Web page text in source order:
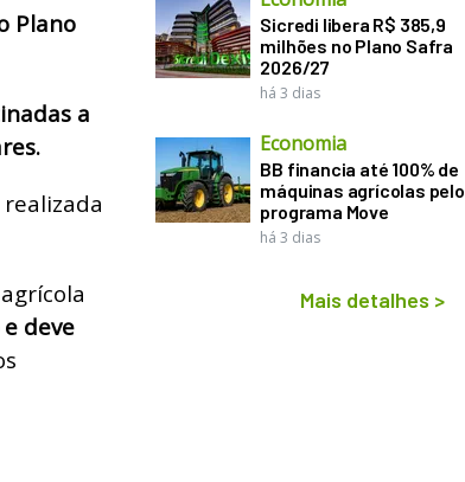
Plano
a
realizada
deve
Sicredi libera R$ 385,9
milhões no Plano Safra
2026/27
há 3 dias
Economia
BB financia até 100% de
máquinas agrícolas pelo
programa Move
há 3 dias
Mais detalhes >